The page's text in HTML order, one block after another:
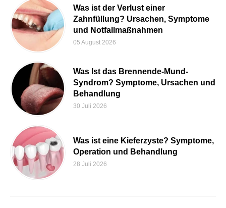
Was ist der Verlust einer
Zahnfüllung? Ursachen, Symptome
und Notfallmaßnahmen
05 August 2026
Was Ist das Brennende-Mund-
Syndrom? Symptome, Ursachen und
Behandlung
30 Juli 2026
Was ist eine Kieferzyste? Symptome,
Operation und Behandlung
28 Juli 2026